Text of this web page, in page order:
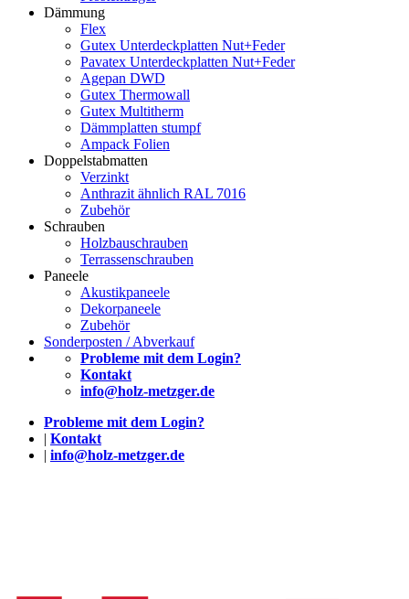
Dämmung
Flex
Gutex Unterdeckplatten Nut+Feder
Pavatex Unterdeckplatten Nut+Feder
Agepan DWD
Gutex Thermowall
Gutex Multitherm
Dämmplatten stumpf
Ampack Folien
Doppelstabmatten
Verzinkt
Anthrazit ähnlich RAL 7016
Zubehör
Schrauben
Holzbauschrauben
Terrassenschrauben
Paneele
Akustikpaneele
Dekorpaneele
Zubehör
Sonderposten / Abverkauf
Probleme mit dem Login?
Kontakt
info@holz-metzger.de
Probleme mit dem Login?
| Kontakt
| info@holz-metzger.de